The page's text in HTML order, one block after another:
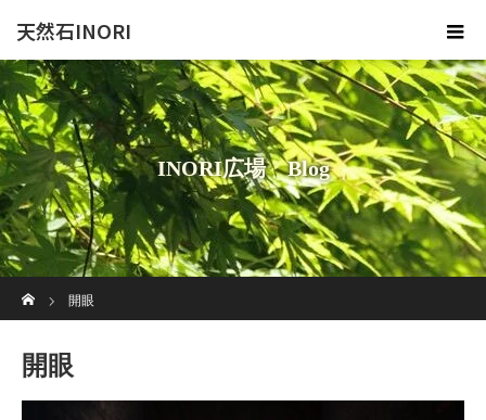
天然石INORI
INORI広場 Blog
開眼
開眼